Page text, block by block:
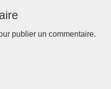
publier un commentaire.